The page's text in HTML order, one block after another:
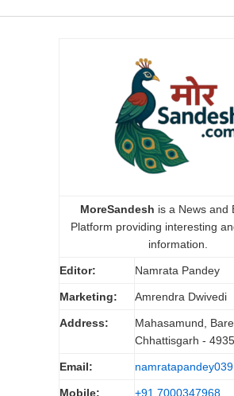
MoreSandesh is a News and
Platform providing interesting
information.
Editor: Namrata Pandey
Marketing: Amrendra Dwivedi
Address:
Mahasamund,
Chhattisgarh -
Email:
Mobile: +91 7000347968